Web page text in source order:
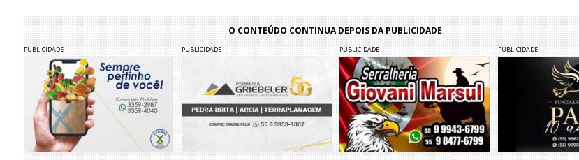
O CONTEÚDO CONTINUA DEPOIS DA PUBLICIDADE
PUBLICIDADE PUBLICIDADE PUBLICIDADE PUBLICIDADE